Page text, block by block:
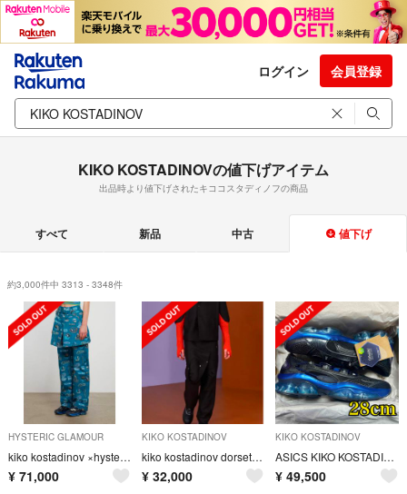
ログイン 会員登録
KIKO KOSTADINOVの値下げアイテム
出品時より値下げされたキココスタディノフの商品
すべて 新品 中古 値下げ
約3,000件中 3313 - 3348件
HYSTERIC GLAMOUR
kiko kostadinov ×hysteric glamour Msize
¥ 71,000
KIKO KOSTADINOV
kiko kostadinov dorset apron trousers
¥ 32,000
KIKO KOSTADINOV
ASICS KIKO KOSTADINOV HYSTERIC GLAMOUR
¥ 49,500